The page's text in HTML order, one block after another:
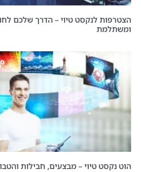
הצטרפות לנקסט טיוי – הדרך שלכם
ומשתלמת
הוט נקסט טיוי – מבצעים, חבילות